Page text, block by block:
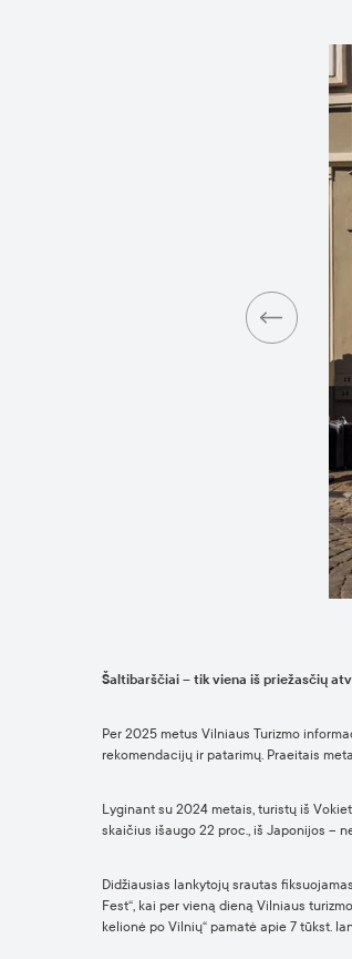
Šaltibarščiai – tik viena iš priežasčių
Per 2025 metus Vilniaus Turizmo
rekomendacijų ir patarimų. Praeitais
Lyginant su 2024 metais, turistų iš
skaičius išaugo 22 proc., iš Japonijos –
Didžiausias lankytojų srautas
Fest“, kai per vieną dieną Vilniaus
kelionė po Vilnių“ pamatė apie 7 tūkst.